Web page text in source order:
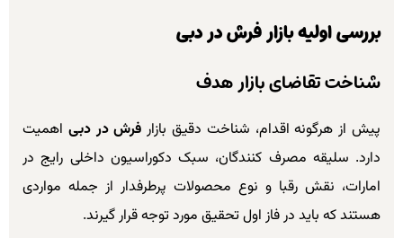
بررسی اولیه بازار فرش در دبی
شناخت تقاضای بازار هدف
پیش از هرگونه اقدام، شناخت دقیق بازار فرش در دبی اهمیت
دارد. سلیقه مصرف کنندگان، سبک دکوراسیون داخلی رایج در
امارات، نقش رقبا و نوع محصولات پرطرفدار از جمله مواردی
هستند که باید در فاز اول تحقیق مورد توجه قرار گیرند.